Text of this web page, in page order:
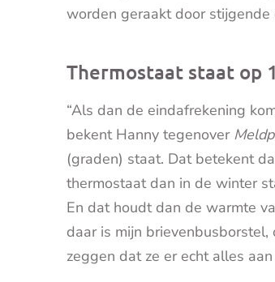
worden geraakt door stijgende
Thermostaat staat op
“Als dan de eindafrekening
bekent Hanny tegenover
(graden) staat. Dat betekent
thermostaat dan in de winter
En dat houdt dan de warmte
daar is mijn
zeggen dat ze er echt alles